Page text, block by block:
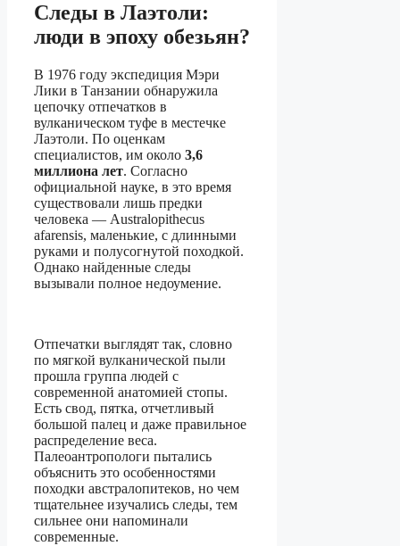
Следы в Лаэтоли:
люди в эпоху обезьян?
В 1976 году экспедиция Мэри
Лики в Танзании обнаружила
цепочку отпечатков в
вулканическом туфе в местечке
Лаэтоли. По оценкам
специалистов, им около 3,6
миллиона лет. Согласно
официальной науке, в это время
существовали лишь предки
человека — Australopithecus
afarensis, маленькие, с длинными
руками и полусогнутой походкой.
Однако найденные следы
вызывали полное недоумение.
Отпечатки выглядят так, словно
по мягкой вулканической пыли
прошла группа людей с
современной анатомией стопы.
Есть свод, пятка, отчетливый
большой палец и даже правильное
распределение веса.
Палеоантропологи пытались
объяснить это особенностями
походки австралопитеков, но чем
тщательнее изучались следы, тем
сильнее они напоминали
современные.